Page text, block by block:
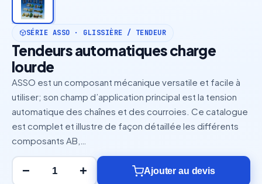
SÉRIE ASSO · GLISSIÈRE / TENDEUR
Tendeurs automatiques charge
lourde
ASSO est un composant mécanique versatile et facile à
utiliser; son champ d’application principal est la tension
automatique des chaînes et des courroies. Ce catalogue
est complet et illustre de façon détaillée les différents
composants AB,…
− + Ajouter au devis